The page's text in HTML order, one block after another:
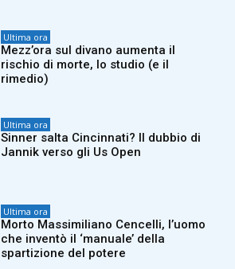
Ultima ora
Mezz’ora sul divano aumenta il
rischio di morte, lo studio (e il
rimedio)
Ultima ora
Sinner salta Cincinnati? Il dubbio di
Jannik verso gli Us Open
Ultima ora
Morto Massimiliano Cencelli, l’uomo
che inventò il ‘manuale’ della
spartizione del potere